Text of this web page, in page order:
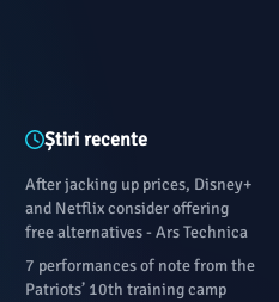
Știri recente
After jacking up prices, Disney+
and Netflix consider offering
free alternatives - Ars Technica
7 performances of note from the
Patriots’ 10th training camp